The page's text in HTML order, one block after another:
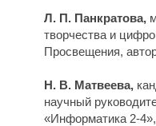
Л. П. Панкратова,
творчества и
Просвещения,
Н. В. Матвеева,
научный
«Информатика 2-